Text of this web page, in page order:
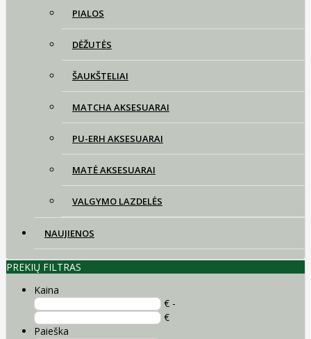
PIALOS
DĖŽUTĖS
ŠAUKŠTELIAI
MATCHA AKSESUARAI
PU-ERH AKSESUARAI
MATĖ AKSESUARAI
VALGYMO LAZDELĖS
NAUJIENOS
PREKIŲ FILTRAS
Kaina
€ -
€
Paieška